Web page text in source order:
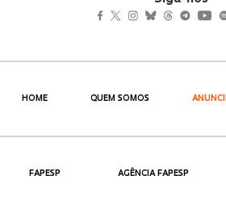
HOME QUEM SOMOS
FAPESP AGÊNCIA FAPESP